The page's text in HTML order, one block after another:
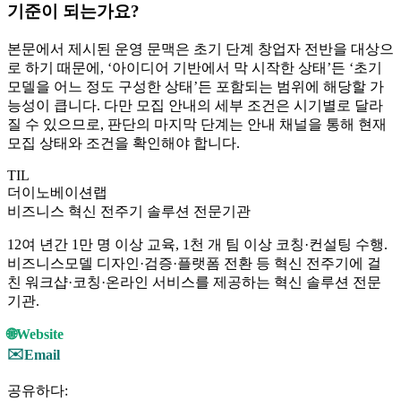
기준이 되는가요?
본문에서 제시된 운영 문맥은 초기 단계 창업자 전반을 대상으
로 하기 때문에, ‘아이디어 기반에서 막 시작한 상태’든 ‘초기
모델을 어느 정도 구성한 상태’든 포함되는 범위에 해당할 가
능성이 큽니다. 다만 모집 안내의 세부 조건은 시기별로 달라
질 수 있으므로, 판단의 마지막 단계는 안내 채널을 통해 현재
모집 상태와 조건을 확인해야 합니다.
TIL
더이노베이션랩
비즈니스 혁신 전주기 솔루션 전문기관
12여 년간 1만 명 이상 교육, 1천 개 팀 이상 코칭·컨설팅 수행.
비즈니스모델 디자인·검증·플랫폼 전환 등 혁신 전주기에 걸
친 워크샵·코칭·온라인 서비스를 제공하는 혁신 솔루션 전문
기관.
🌐Website
✉️Email
공유하다: